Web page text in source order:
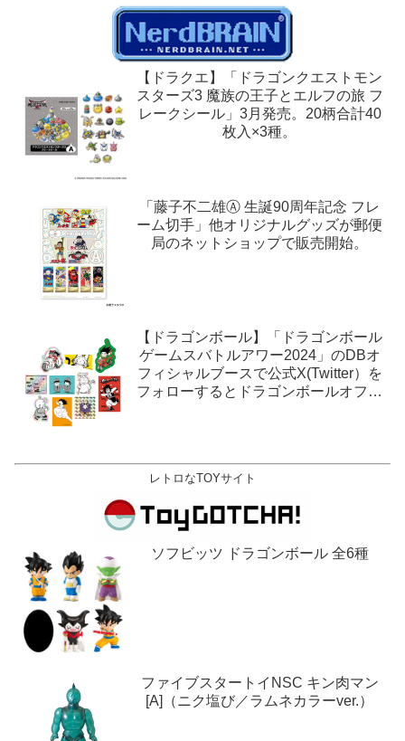
【ドラクエ】「ドラゴンクエストモン
スターズ3 魔族の王子とエルフの旅 フ
レークシール」3月発売。20柄合計40
枚入×3種。
「藤子不二雄Ⓐ 生誕90周年記念 フレ
ーム切手」他オリジナルグッズが郵便
局のネットショップで販売開始。
【ドラゴンボール】「ドラゴンボール
ゲームスバトルアワー2024」のDBオ
フィシャルブースで公式X(Twitter）を
フォローするとドラゴンボールオフィ
レトロなTOYサイト
ソフビッツ ドラゴンボール 全6種
ファイブスタートイNSC キン肉マン
[A]（ニク塩び／ラムネカラーver.）